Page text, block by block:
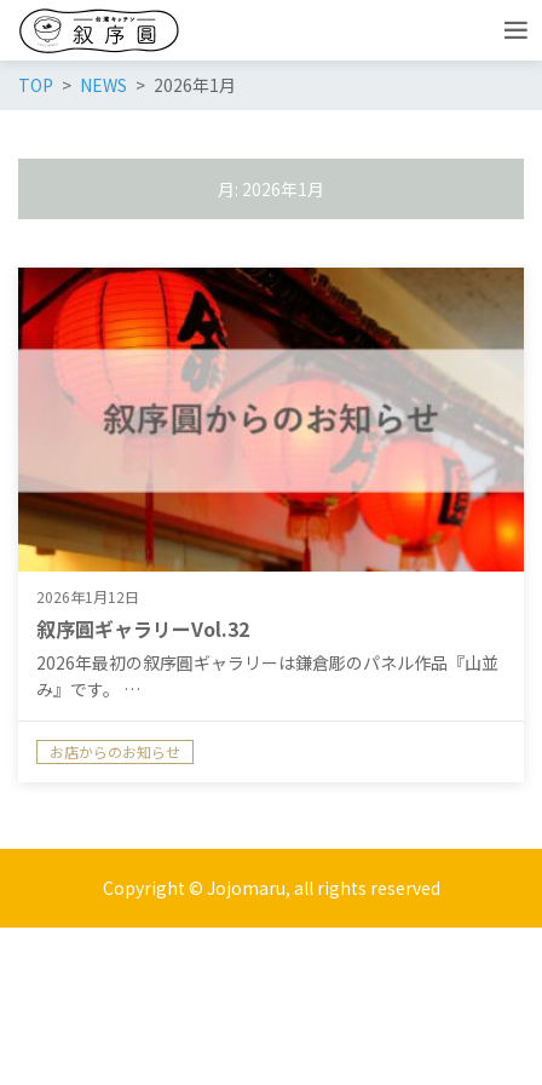
TOP NEWS 2026年1月
月: 2026年1月
2026年1月12日
叙序圓ギャラリーVol.32
2026年最初の叙序圓ギャラリーは鎌倉彫のパネル作品『山並
み』です。 …
お店からのお知らせ
Copyright © Jojomaru, all rights reserved